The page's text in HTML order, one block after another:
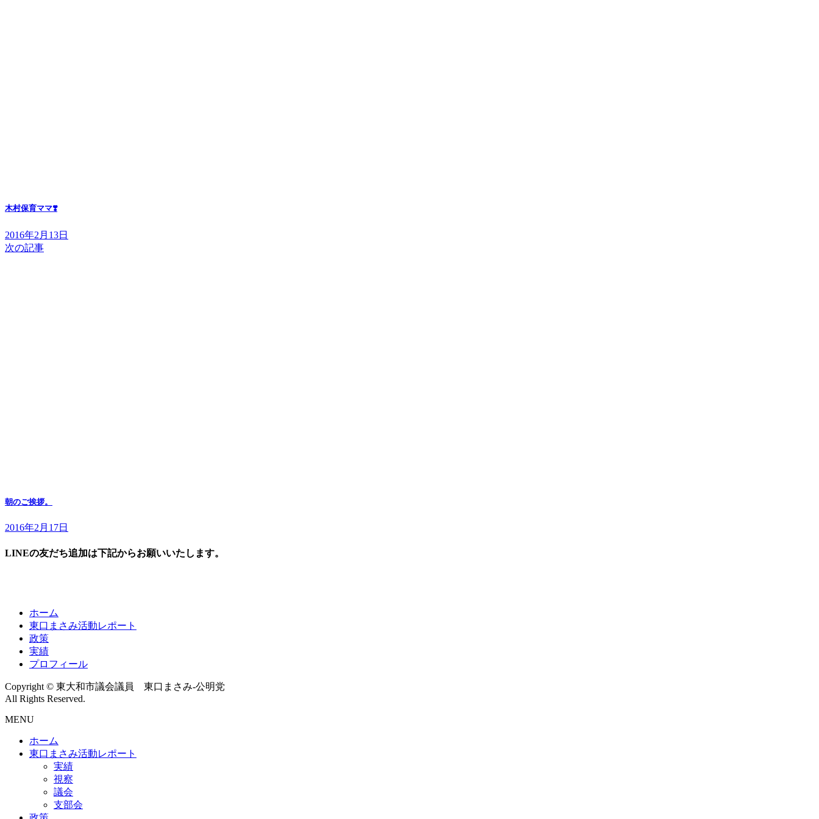
木村保育ママ❣️
2016年2月13日
次の記事
朝のご挨拶。
2016年2月17日
LINEの友だち追加は下記からお願いいたします。
ホーム
東口まさみ活動レポート
政策
実績
プロフィール
Copyright © 東大和市議会議員 東口まさみ-公明党
All Rights Reserved.
MENU
ホーム
東口まさみ活動レポート
実績
視察
議会
支部会